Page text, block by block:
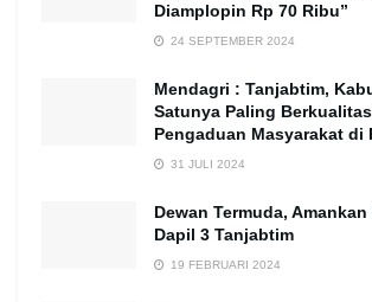
Diamplopin Rp 70 Ribu”
24 SEPTEMBER 2024
Mendagri : Tanjabtim,
Satunya Paling
Pengaduan Masyarakat di
31 JULI 2024
Dewan Termuda, Amankan
Dapil 3 Tanjabtim
19 FEBRUARI 2024